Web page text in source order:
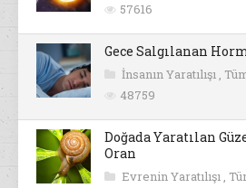
57616
Gece Salgılanan
İnsanın Yaratılışı ,
48759
Doğada Yaratılan
Oran
Evrenin Yaratılışı ,